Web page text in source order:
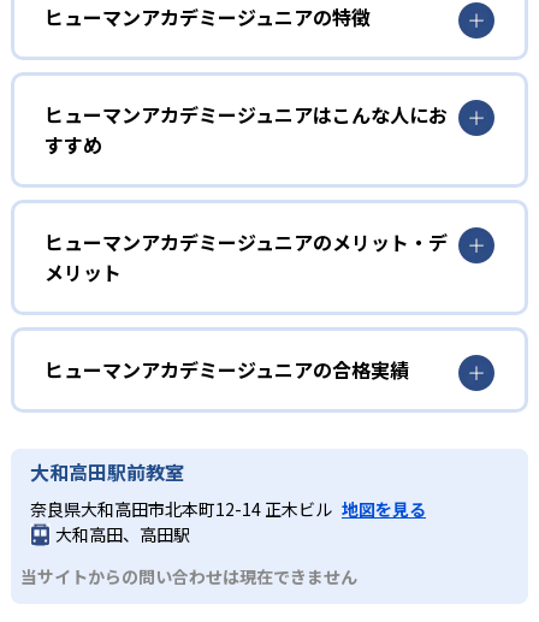
ヒューマンアカデミージュニアの特徴
1
多彩なコースラインナップ
ヒューマンアカデミージュニアでは、ロボット教室、ロボ
ティクスプロフェッサーコース、こどもプログラミング教
室、科学教室、さんすう数学教室の5つのコースを展開。
STEAM教育の考え方を取り入れ、子どもの「好き」を養
う。
ロボット教室の監修は、ロボットの世界大会「ロボカッ
プ」で史上初となる5年連続優勝を果たしたロボットクリエ
イター高橋智隆 氏。ロボティクスプロフェッサーコース
は、千葉工業大学fuRo（未来ロボット技術研究センター）
材監修はRailsプログラマーとして活躍する鳥井雪 氏で、科
学教室の監修は京都大学iCeMS特定助教の樋口雅一 氏。さ
んすう数学教室のアドバイザーには東京大学先端科学技術
研究センター教授の西成活裕 氏と、各分野の第一線で活躍
する人物が監修者・アドバイザーとして名を連ねる。
3 全国規模の安心感
ヒューマンアカデミージュニアはこんな人にお
すすめ
幼児
子どもの好奇心を育みたい家庭
ヒューマンアカデミージュニアでは、ロボット教室のプラ
イマリーコースや科学教室（サイエンスゲーツ）など、小
学校入学前の幼児でも通えるコースが用意されている。ロ
ボットの作成や科学の実験を通して、子どもの好奇心を喚
起する。
楽しく学びを継続したい子ども
実際にロボットを作成するロボット教室、スモールステッ
プのこどもプログラミング教室、実験から学ぶ科学教室な
工夫が凝らされている。
ヒューマンアカデミージュニアのメリット・デ
メリット
どんなメリットがある?
ヒューマンアカデミージュニアは、ロボット教室、プログ
ラミング教室、科学教室、さんすう数学教室と多彩なコー
スを展開。世界的クリエイターや研究者などの専門家が監
修に基づいた内容で、子どもの探究意欲を引き出すことが
可能だ。全国2,000以上の教室ネットワークや全国大会を通
じたコミュニティ活動により、同世代の仲間と切磋琢磨で
きる環境が整い、継続的な学習意欲を維持しやすい点も大
きなメリットである。
どんなデメリットがある?
ヒューマンアカデミージュニアの合格実績
ヒューマンアカデミージュニアは合格実績を公式サイトで
公開していない。
大和高田駅前教室
奈良県大和高田市北本町12-14 正木ビル 地図を見る
大和高田、高田駅
当サイトからの問い合わせは現在できません